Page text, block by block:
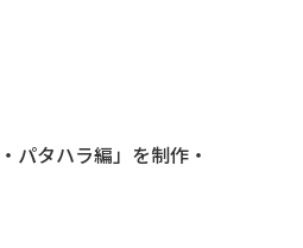
パタハラ編」を制作・